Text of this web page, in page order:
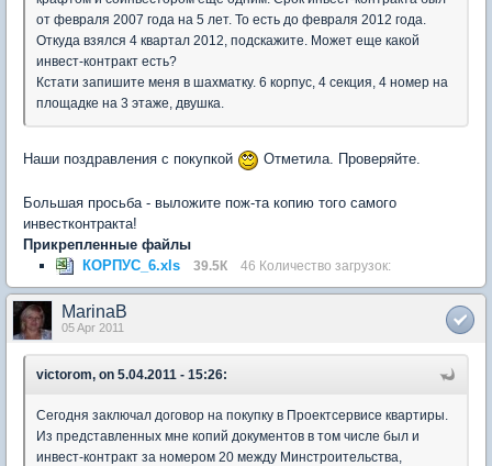
от февраля 2007 года на 5 лет. То есть до февраля 2012 года.
Откуда взялся 4 квартал 2012, подскажите. Может еще какой
инвест-контракт есть?
Кстати запишите меня в шахматку. 6 корпус, 4 секция, 4 номер на
площадке на 3 этаже, двушка.
Наши поздравления с покупкой Отметила. Проверяйте.
Большая просьба - выложите пож-та копию того самого
инвестконтракта!
Прикрепленные файлы
КОРПУС_6.xls
39.5К 46 Количество загрузок:
MarinaB
05 Apr 2011
victorom, on 5.04.2011 - 15:26:
Сегодня заключал договор на покупку в Проектсервисе квартиры.
Из представленных мне копий документов в том числе был и
инвест-контракт за номером 20 между Минстроительства,